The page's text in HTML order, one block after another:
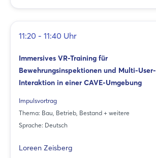
11:20 - 11:40 Uhr
Immersives VR-Training für
Bewehrungsinspektionen und Multi-User-
Interaktion in einer CAVE-Umgebung
Impulsvortrag
Thema: Bau, Betrieb, Bestand + weitere
Sprache: Deutsch
Loreen Zeisberg